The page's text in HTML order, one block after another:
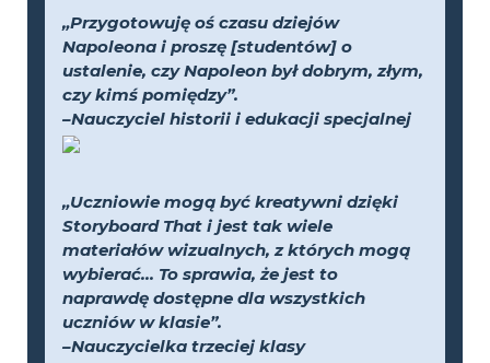
„Przygotowuję oś czasu dziejów
Napoleona i proszę [studentów] o
ustalenie, czy Napoleon był dobrym, złym,
czy kimś pomiędzy”.
–Nauczyciel historii i edukacji specjalnej
„Uczniowie mogą być kreatywni dzięki
Storyboard That i jest tak wiele
materiałów wizualnych, z których mogą
wybierać... To sprawia, że jest to
naprawdę dostępne dla wszystkich
uczniów w klasie”.
–Nauczycielka trzeciej klasy